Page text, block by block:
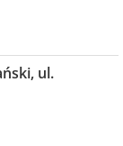
ul.